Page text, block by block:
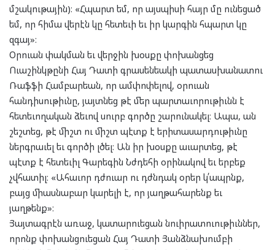
մշակութային)։ «Հպարտ եմ, որ այսպիսի հայր մը ունեցած
եմ, որ հիմա վերէն կը հետեւի եւ իր կարգին հպարտ կը
զգայ»։
Օրուան փակման եւ վերջին խօսքը փոխանցեց
Ուաշինկթընի Հայ Դատի գրասենեակի պատասխանատու
Ռաֆֆի Համբարեան, որ ամփոփելով, օրուան
հանդիսութիւնը, յայտնեց թէ մեր պարտաւորութիւնն է
հետեւողական ձեւով սուրբ գործը շարունակել։ Ապա, ան
շեշտեց, թէ միշտ ու միշտ պէտք է երիտասարդութիւնը
ներգրաւել եւ գործի լծել։ Ան իր խօսքը աւարտեց, թէ
պէտք է հետեւիլ Գարեգին Նժդեհի օրինակով եւ երբեք
չվհատիլ։ «Ահաւոր դժուար ու դժնդակ օրեր կ՛ապրնք,
բայց միասնաբար կարելի է, որ յաղթահարենք եւ
յաղթենք»։
Յայտագրէն առաջ, կատարուեցան նուիրատուութիւններ,
որոնք փոխանցուեցան Հայ Դատի Յանձնախումբի